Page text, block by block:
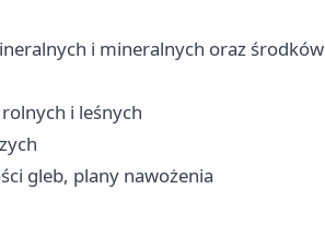
i mineralnych oraz środków
i leśnych
gleb, plany nawożenia